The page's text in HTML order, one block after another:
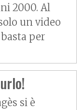
2000. Al
un video
per
si è